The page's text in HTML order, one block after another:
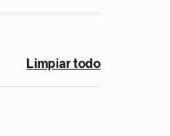
Limpiar todo